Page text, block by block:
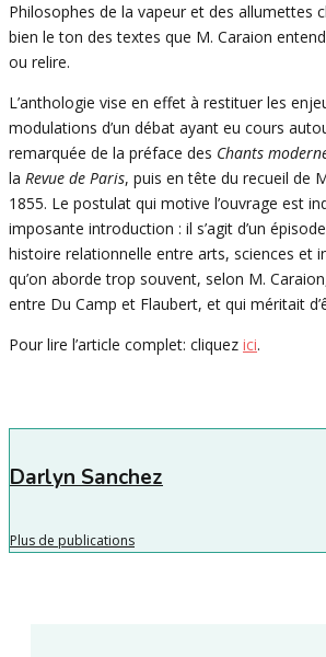
Philosophes de la vapeur et des allumettes
bien le ton des textes que M. Caraion
ou relire.
L’anthologie vise en effet à restituer les
modulations d’un débat ayant eu cours
remarquée de la préface des Chants
la Revue de Paris, puis en tête du recueil de
1855. Le postulat qui motive l’ouvrage est
imposante introduction : il s’agit d’un
histoire relationnelle entre arts, sciences et
qu’on aborde trop souvent, selon M.
entre Du Camp et Flaubert, et qui méritait
Pour lire l’article complet: cliquez ici.
Darlyn Sanchez
Plus de publications